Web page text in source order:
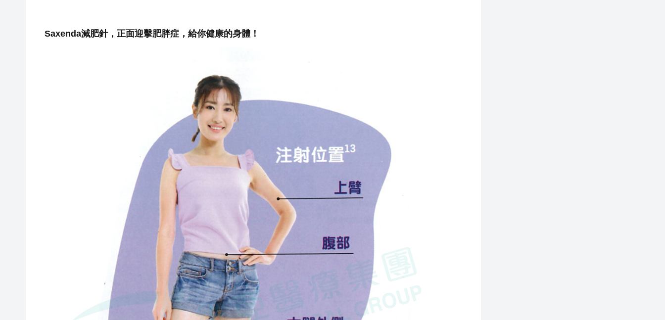
Saxenda減肥針，正面迎擊肥胖症，給你健康的身體！